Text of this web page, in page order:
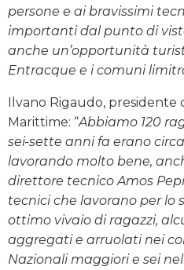
persone e ai bravissimi
importanti dal punto di
anche un’opportunità
Entracque e i comuni
Ilvano Rigaudo, presidente
Marittime: “Abbiamo 120
sei-sette anni fa erano
lavorando molto bene,
direttore tecnico Amos
tecnici che lavorano per lo
ottimo vivaio di ragazzi,
aggregati e arruolati nei
Nazionali maggiori e sei